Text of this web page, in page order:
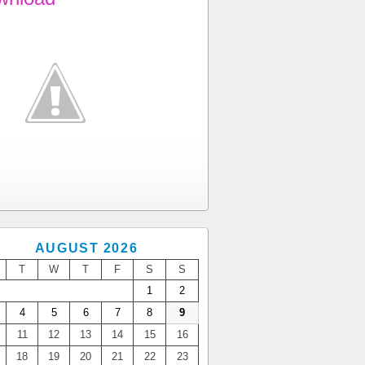
AUGUST 2026
T W T F S
S
1
2
4 5 6 7 8
9
11 12 13 14 15
16
18 19 20 21 22
23